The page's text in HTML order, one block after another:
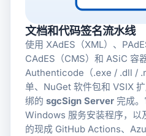
文档和代码签名流水线
使用 XAdES（XML）、
CAdES（CMS）和 ASiC 容
Authenticode（.exe / .dll /
单、NuGet 软件包和 VSIX
绑的 sgcSign Server 完成。
Windows 服务安装程序，以
的现成 GitHub Actions、